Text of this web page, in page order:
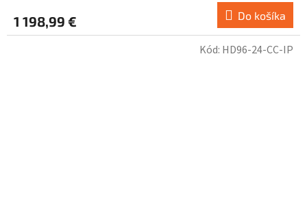
1 198,99 € Do košíka
Kód: HD96-24-CC-IP